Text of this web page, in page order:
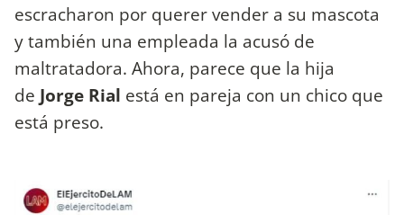
escracharon por querer vender a su mascota
y también una empleada la acusó de
maltratadora. Ahora, parece que la hija
de Jorge Rial está en pareja con un chico que
está preso.